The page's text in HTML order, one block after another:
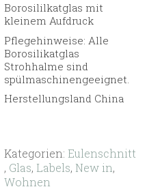
Borosililkatglas mit
kleinem Aufdruck
Pflegehinweise: Alle
Borosilikatglas
Strohhalme sind
spülmaschinengeeignet.
Herstellungsland China
Kategorien: Eulenschnitt
, Glas, Labels, New in,
Wohnen